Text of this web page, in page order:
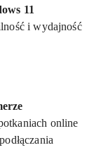
11
i wydajność
online